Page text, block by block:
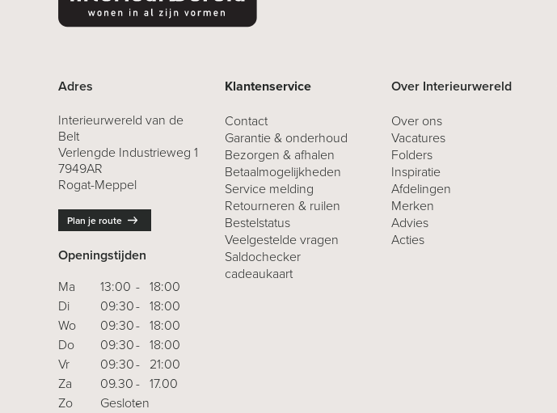
Adres
Interieurwereld van de
Belt
Verlengde Industrieweg 1
7949AR
Rogat-Meppel
Plan je route
Openingstijden
Ma
Di
Wo
Do
Vr
Za
Zo
13:00 - 18:00
09:30- 18:00
09:30- 18:00
09:30- 18:00
09:30- 21:00
09.30- 17.00
Gesloten
-
Klantenservice
Contact
Garantie & onderhoud
Bezorgen & afhalen
Betaalmogelijkheden
Service melding
Retourneren & ruilen
Bestelstatus
Veelgestelde vragen
Saldochecker
cadeaukaart
Over Interieurwereld
Over ons
Vacatures
Folders
Inspiratie
Afdelingen
Merken
Advies
Acties